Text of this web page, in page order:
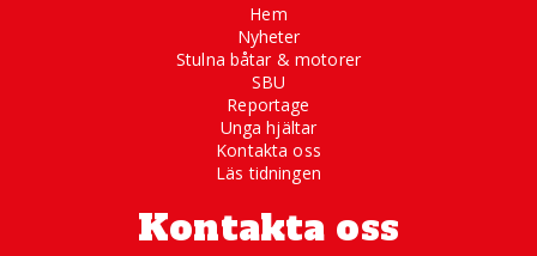
Hem
Nyheter
Stulna båtar & motorer
SBU
Reportage
Unga hjältar
Kontakta oss
Läs tidningen
Kontakta oss